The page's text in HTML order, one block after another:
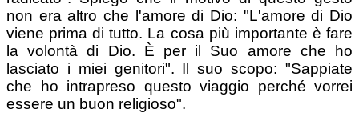
non era altro che l'amore di Dio: "L'amore di Dio
viene prima di tutto. La cosa più importante è fare
la volontà di Dio. È per il Suo amore che ho
lasciato i miei genitori". Il suo scopo: "Sappiate
che ho intrapreso questo viaggio perché vorrei
essere un buon religioso".